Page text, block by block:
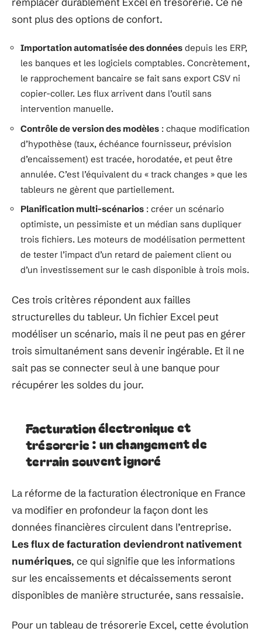
sont plus des options de confort.
Importation automatisée des données depuis les ERP,
les banques et les logiciels comptables. Concrètement,
le rapprochement bancaire se fait sans export CSV ni
copier-coller. Les flux arrivent dans l’outil sans
intervention manuelle.
Contrôle de version des modèles : chaque modification
d’hypothèse (taux, échéance fournisseur, prévision
d’encaissement) est tracée, horodatée, et peut être
annulée. C’est l’équivalent du « track changes » que les
tableurs ne gèrent que partiellement.
Planification multi-scénarios : créer un scénario
optimiste, un pessimiste et un médian sans dupliquer
trois fichiers. Les moteurs de modélisation permettent
de tester l’impact d’un retard de paiement client ou
d’un investissement sur le cash disponible à trois mois.
Ces trois critères répondent aux failles
structurelles du tableur. Un fichier Excel peut
modéliser un scénario, mais il ne peut pas en gérer
trois simultanément sans devenir ingérable. Et il ne
sait pas se connecter seul à une banque pour
récupérer les soldes du jour.
Facturation électronique et
trésorerie : un changement de
terrain souvent ignoré
La réforme de la facturation électronique en France
va modifier en profondeur la façon dont les
données financières circulent dans l’entreprise.
Les flux de facturation deviendront nativement
numériques, ce qui signifie que les informations
sur les encaissements et décaissements seront
disponibles de manière structurée, sans ressaisie.
Pour un tableau de trésorerie Excel, cette évolution